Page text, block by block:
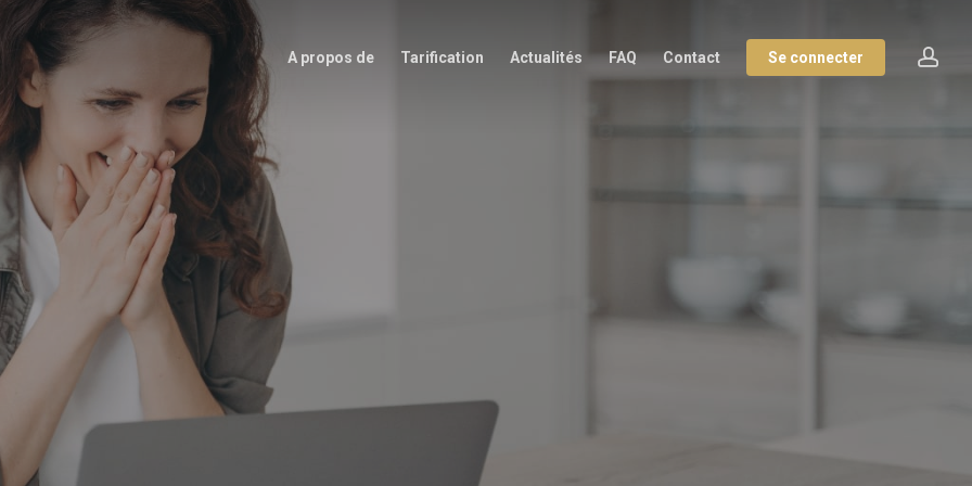
A propos de Tarification Actualités FAQ Contact Se connecter